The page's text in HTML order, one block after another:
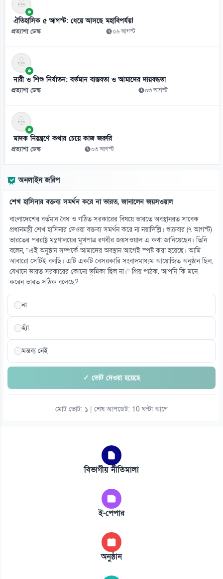
ঐতিহাসিক ৫ আগস্ট: ধেয়ে আসছে মহাবিপর্যয়!
প্রত্যাশা ডেস্ক ০৬ আগস্ট
নারী ও শিশু নির্যাতন: বর্তমান বাস্তবতা ও আমাদের দায়বদ্ধতা
প্রত্যাশা ডেস্ক ০৩ আগস্ট
মাদক নিয়ন্ত্রণে কথার চেয়ে কাজ জরুরি
প্রত্যাশা ডেস্ক ০৩ আগস্ট
অনলাইন জরিপ
শেখ হাসিনার বক্তব্য সমর্থন করে না ভারত, জানালেন জয়সওয়াল
বাংলাদেশের বর্তমান বৈধ ও গঠিত সরকারের বিষয়ে ভারতে অবস্থানরত সাবেক
প্রধানমন্ত্রী শেখ হাসিনার দেওয়া বক্তব্য সমর্থন করে না নয়াদিল্লি। শুক্রবার (৭ আগস্ট)
ভারতের পররাষ্ট্র মন্ত্রণালয়ের মুখপাত্র রণধীর জয়সওয়াল এ কথা জানিয়েছেন। তিনি
বলেন, “এই অনুষ্ঠান সম্পর্কে আমাদের অবস্থান আগেই স্পষ্ট করা হয়েছে। আমি
আবারো সেটিই বলছি। এটি একটি বেসরকারি সংবাদমাধ্যম আয়োজিত অনুষ্ঠান ছিল,
যেখানে ভারত সরকারের কোনো ভূমিকা ছিল না।” প্রিয় পাঠক. আপনি কি মনে
করেন ভারত সঠিক বলেছে?
না
হ্যাঁ
মন্তব্য নেই
✓ ভোট দেওয়া হয়েছে
মোট ভোট: ১ | শেষ আপডেট: 10 ঘন্টা আগে
বিভাগীয় নীতিমালা
ই-পেপার
অনুষ্ঠান